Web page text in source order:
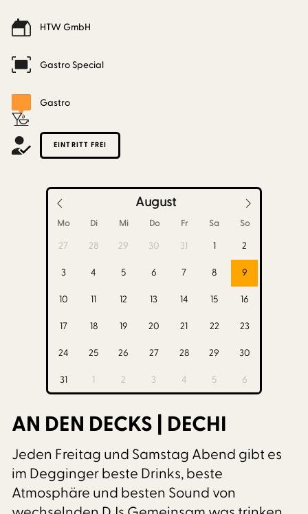
HTW GmbH
Gastro Special
Gastro
EINTRITT FREI
August
Mo Di Mi Do Fr Sa So
27 28 29 30 31 1 2
3 4 5 6 7 8 9
10 11 12 13 14 15 16
17 18 19 20 21 22 23
24 25 26 27 28 29 30
31 1 2 3 4 5 6
AN DEN DECKS | DECHI
Jeden Freitag und Samstag Abend gibt es
im Degginger beste Drinks, beste
Atmosphäre und besten Sound von